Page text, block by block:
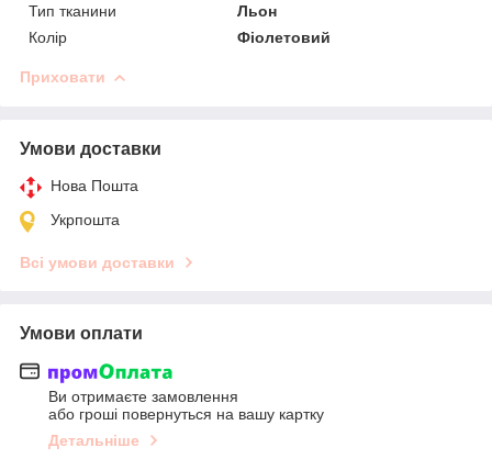
Тип тканини
Льон
Колір
Фіолетовий
Приховати
Умови доставки
Нова Пошта
Укрпошта
Всі умови доставки
Умови оплати
Ви отримаєте замовлення
або гроші повернуться на вашу картку
Детальніше